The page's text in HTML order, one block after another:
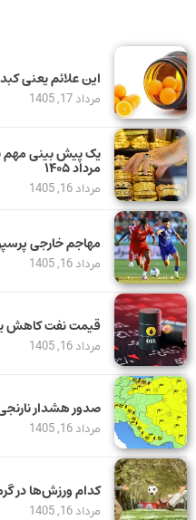
این علائم یعنی
مرداد 17, 1405
مرداد ۱۴۰۵
مرداد 16, 1405
مهاجم خارجی
مرداد 16, 1405
قیمت نفت کاهش
مرداد 16, 1405
صدور هشدار
مرداد 16, 1405
کدام ورزش‌ها در
مرداد 16, 1405